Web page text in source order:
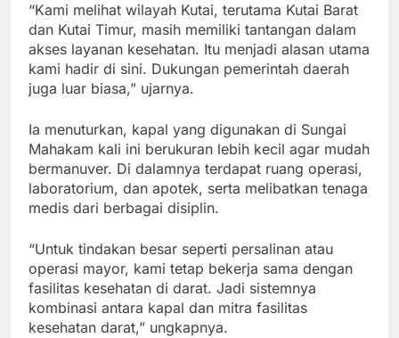
“Kami melihat wilayah Kutai, terutama Kutai Barat
dan Kutai Timur, masih memiliki tantangan dalam
akses layanan kesehatan. Itu menjadi alasan utama
kami hadir di sini. Dukungan pemerintah daerah
juga luar biasa,” ujarnya.
Ia menuturkan, kapal yang digunakan di Sungai
Mahakam kali ini berukuran lebih kecil agar mudah
bermanuver. Di dalamnya terdapat ruang operasi,
laboratorium, dan apotek, serta melibatkan tenaga
medis dari berbagai disiplin.
“Untuk tindakan besar seperti persalinan atau
operasi mayor, kami tetap bekerja sama dengan
fasilitas kesehatan di darat. Jadi sistemnya
kombinasi antara kapal dan mitra fasilitas
kesehatan darat,” ungkapnya.